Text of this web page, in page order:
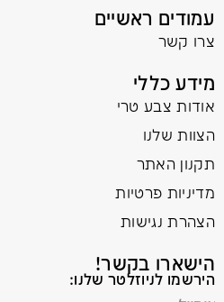
עמודים ראשיים
צרו קשר
מידע כללי
אודות צבע טרי
הצוות שלנו
תקנון האתר
מדיניות פרטיות
הצהרת נגישות
הישארו בקשר!
הירשמו לניוזלטר שלנו: